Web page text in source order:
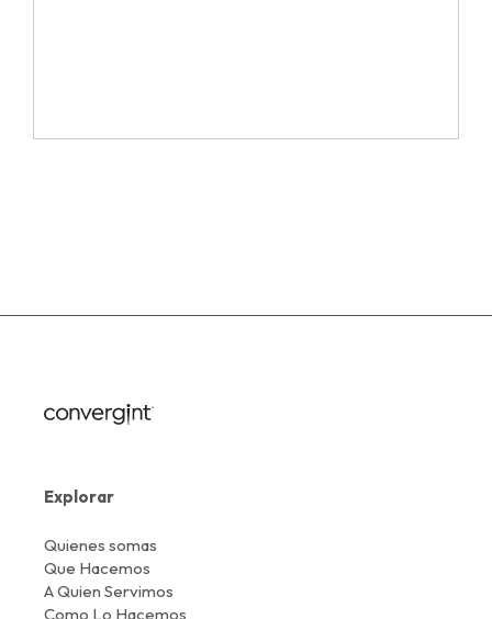
Explorar
Quienes somas
Que Hacemos
A Quien Servimos
Como Lo Hacemos